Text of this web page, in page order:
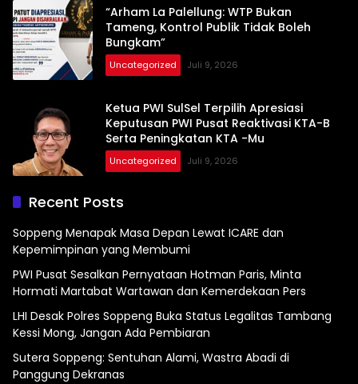
“Arham La Palellung: WTP Bukan
Tameng, Kontrol Publik Tidak Boleh
Bungkam”
Uncategorized Juli 9, 2026
Ketua PWI SulSel Terpilih Apresiasi
Keputusan PWI Pusat Reaktivasi KTA-B
Serta Peningkatan KTA -Mu
Uncategorized Juli 9, 2026
Recent Posts
Soppeng Menapak Masa Depan Lewat ICARE dan
Kepemimpinan yang Membumi
PWI Pusat Sesalkan Pernyataan Hotman Paris, Minta
Hormati Martabat Wartawan dan Kemerdekaan Pers
LHI Desak Polres Soppeng Buka Status Legalitas Tambang
Kessi Mong, Jangan Ada Pembiaran
Sutera Soppeng: Sentuhan Alami, Wastra Abadi di
Panggung Dekranas